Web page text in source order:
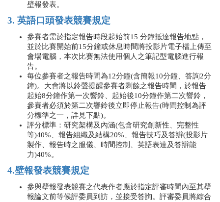
壁報發表。
3. 英語口頭發表競賽規定
參賽者需於指定報告時段起始前15 分鐘抵達報告地點，
並於比賽開始前15分鐘或休息時間將投影片電子檔上傳至
會場電腦，本次比賽無法使用個人之筆記型電腦進行報
告。
每位參賽者之報告時間為12分鐘(含簡報10分鐘、答詢2分
鐘)。大會將以鈴聲提醒參賽者剩餘之報告時間，於報告
起始8分鐘作第一次響鈴、起始後10分鐘作第二次響鈴，
參賽者必須於第二次響鈴後立即停止報告(時間控制為評
分標準之一，詳見下點)。
評分標準：研究架構及內涵(包含研究創新性、完整性
等)40%、報告組織及結構20%、報告技巧及答辯(投影片
製作、報告時之服儀、時間控制、英語表達及答辯能
力)40%。
4.壁報發表競賽規定
參與壁報發表競賽之代表作者應於指定評審時間內至其壁
報論文前等候評委員到訪，並接受答詢。評審委員將綜合